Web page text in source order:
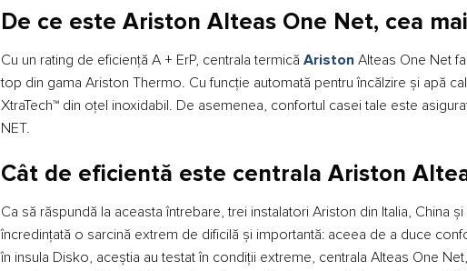
De ce este Ariston Alteas One Net, cea
Cu un rating de eficiență A + ErP, centrala termică Ariston Alteas One Net
top din gama Ariston Thermo. Cu funcție automată pentru încălzire și apă
XtraTech™ din oțel inoxidabil. De asemenea, confortul casei tale este
NET.
Cât de eficientă este centrala Ariston
Ca să răspundă la aceasta întrebare, trei instalatori Ariston din Italia, China
încredințată o sarcină extrem de dificilă și importantă: aceea de a duce
în insula Disko, aceștia au testat în condiții extreme, centrala Alteas One